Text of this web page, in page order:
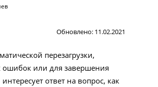
Обновлено: 11.02.2021
перезагрузки,
ошибок или для завершения
ответ на вопрос, как